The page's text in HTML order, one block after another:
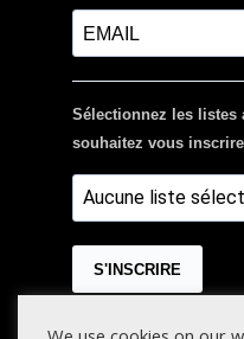
Sélectionnez les listes
souhaitez vous inscrire
Aucune liste
S'INSCRIRE